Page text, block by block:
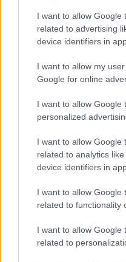
I want to allow Google
related to advertising
device identifiers in
I want to allow my
Google for online
I want to allow Google
personalized
I want to allow Google
related to analytics
device identifiers in
I want to allow Google
related to functionality
I want to allow Google
related to
Διαβάζονται αυτή τη